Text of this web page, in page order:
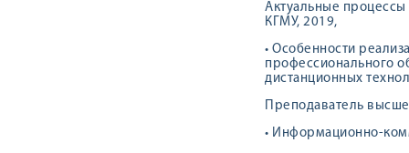
Актуальные процессы
КГМУ, 2019,
• Особенности
профессионального
дистанционных
Преподаватель
• Информационно-